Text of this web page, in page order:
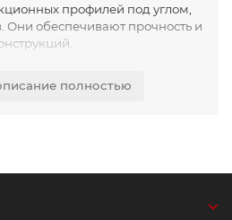
профилей под углом,
Они обеспечивают прочность и
узлов соединения. Это
полностью